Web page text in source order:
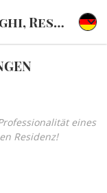
Hotel A Palazzo Busdraghi, Residenza d'Epoca
eines
Residenz!